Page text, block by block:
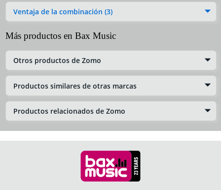
Ventaja de la combinación (3)
Más productos en Bax Music
Otros productos de Zomo
Productos similares de otras marcas
Productos relacionados de Zomo